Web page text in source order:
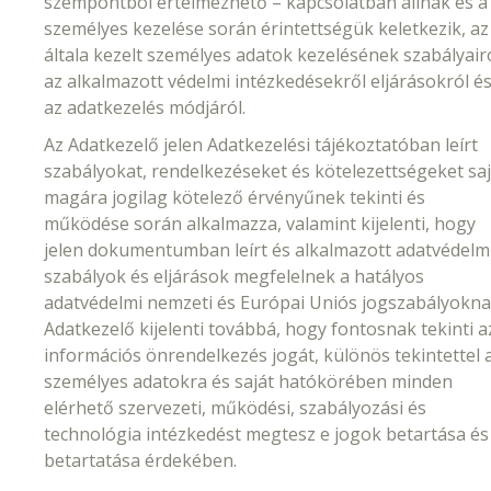
személyes kezelése során érintettségük keletkezik, az
általa kezelt személyes adatok kezelésének
az alkalmazott védelmi intézkedésekről eljárásokról és
az adatkezelés módjáról.
Az Adatkezelő jelen Adatkezelési tájékoztatóban leírt
szabályokat, rendelkezéseket és kötelezettségeket
magára jogilag kötelező érvényűnek tekinti és
működése során alkalmazza, valamint kijelenti, hogy
jelen dokumentumban leírt és alkalmazott
szabályok és eljárások megfelelnek a hatályos
adatvédelmi nemzeti és Európai Uniós
Adatkezelő kijelenti továbbá, hogy fontosnak tekinti
információs önrendelkezés jogát, különös tekintettel
személyes adatokra és saját hatókörében minden
elérhető szervezeti, működési, szabályozási és
technológia intézkedést megtesz e jogok betartása és
betartatása érdekében.